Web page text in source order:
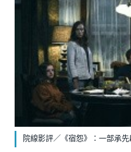
院線影評／《宿怨》：一部承